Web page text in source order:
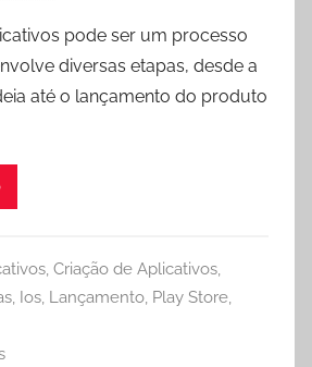
pode ser um processo
diversas etapas, desde a
até o lançamento do produto
, Criação de Aplicativos,
, Ios, Lançamento, Play Store,